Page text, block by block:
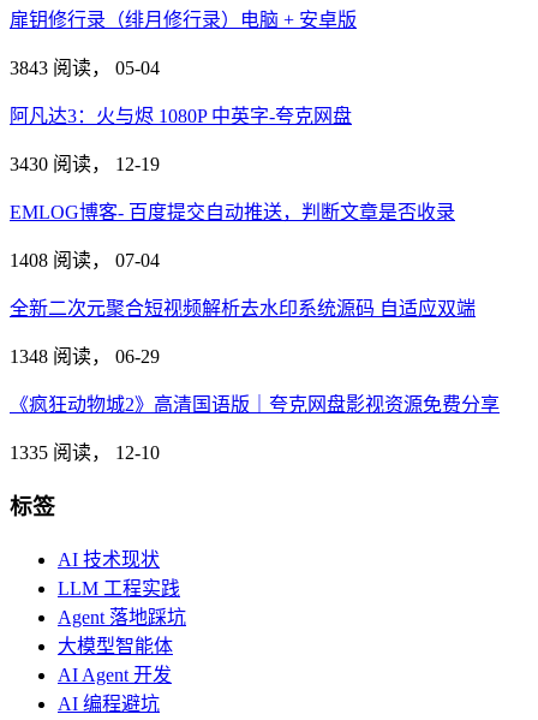
扉钥修行录（绯月修行录）电脑 + 安卓版
3843 阅读， 05-04
阿凡达3：火与烬 1080P 中英字-夸克网盘
3430 阅读， 12-19
EMLOG博客- 百度提交自动推送，判断文章是否收录
1408 阅读， 07-04
全新二次元聚合短视频解析去水印系统源码 自适应双端
1348 阅读， 06-29
《疯狂动物城2》高清国语版｜夸克网盘影视资源免费分享
1335 阅读， 12-10
标签
AI 技术现状
LLM 工程实践
Agent 落地踩坑
大模型智能体
AI Agent 开发
AI 编程避坑